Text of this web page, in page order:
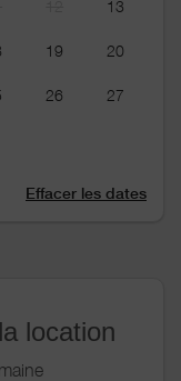
13
19 20
26 27
Effacer les dates
location